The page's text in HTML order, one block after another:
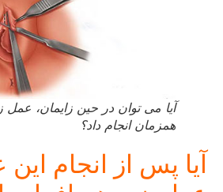
آیا می توان در حین زایمان، عمل
همزمان انجام داد؟
آیا پس از انجام این